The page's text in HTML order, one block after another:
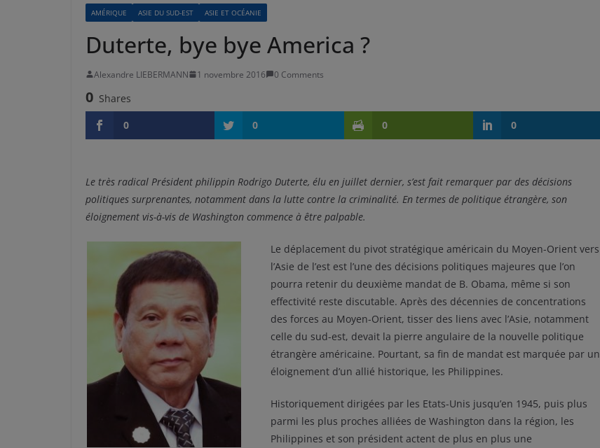
AMÉRIQUE ASIE DU SUD-EST ASIE ET OCÉANIE
Duterte, bye bye America ?
Alexandre LIEBERMANN 1 novembre 2016 0 Comments
0 Shares
0
0 0 0
Le très radical Président philippin Rodrigo Duterte, élu en juillet dernier, s’est fait remarquer par des décisions
politiques surprenantes, notamment dans la lutte contre la criminalité. En termes de politique étrangère, son
éloignement vis-à-vis de Washington commence à être palpable.
Le déplacement du pivot stratégique américain du Moyen-Orient vers
l’Asie de l’est est l’une des décisions politiques majeures que l’on
pourra retenir du deuxième mandat de B. Obama, même si son
effectivité reste discutable. Après des décennies de concentrations
des forces au Moyen-Orient, tisser des liens avec l’Asie, notamment
celle du sud-est, devait la pierre angulaire de la nouvelle politique
étrangère américaine. Pourtant, sa fin de mandat est marquée par un
éloignement d’un allié historique, les Philippines.
Historiquement dirigées par les Etats-Unis jusqu’en 1945, puis plus
parmi les plus proches alliées de Washington dans la région, les
Philippines et son président actent de plus en plus une